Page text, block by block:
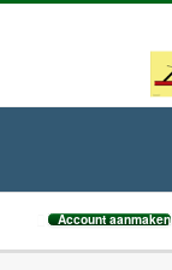
Account aanmaken